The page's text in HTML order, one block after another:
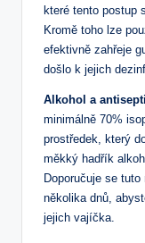
které tento postup
Kromě toho lze
efektivně zahřeje
došlo k jejich
Alkohol a
minimálně 70%
prostředek, který
měkký hadřík
Doporučuje se
několika dnů,
jejich vajíčka.